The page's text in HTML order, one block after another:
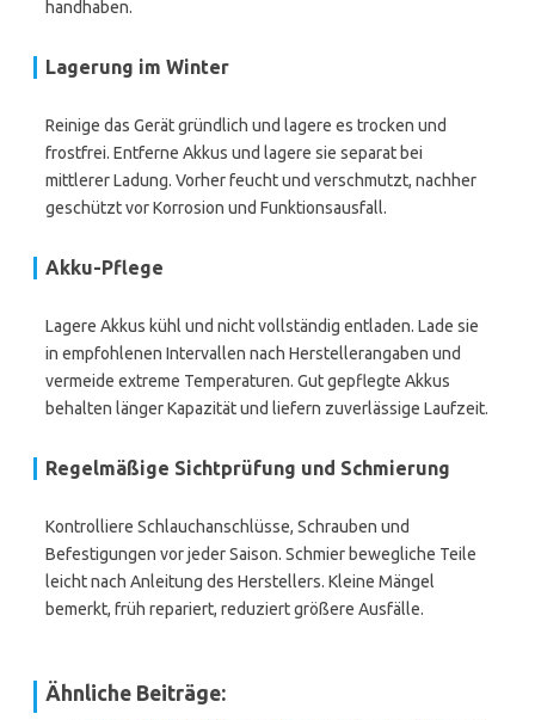
handhaben.
Lagerung im Winter
Reinige das Gerät gründlich und lagere es trocken und
frostfrei. Entferne Akkus und lagere sie separat bei
mittlerer Ladung. Vorher feucht und verschmutzt, nachher
geschützt vor Korrosion und Funktionsausfall.
Akku-Pflege
Lagere Akkus kühl und nicht vollständig entladen. Lade sie
in empfohlenen Intervallen nach Herstellerangaben und
vermeide extreme Temperaturen. Gut gepflegte Akkus
behalten länger Kapazität und liefern zuverlässige Laufzeit.
Regelmäßige Sichtprüfung und Schmierung
Kontrolliere Schlauchanschlüsse, Schrauben und
Befestigungen vor jeder Saison. Schmier bewegliche Teile
leicht nach Anleitung des Herstellers. Kleine Mängel
bemerkt, früh repariert, reduziert größere Ausfälle.
Ähnliche Beiträge: